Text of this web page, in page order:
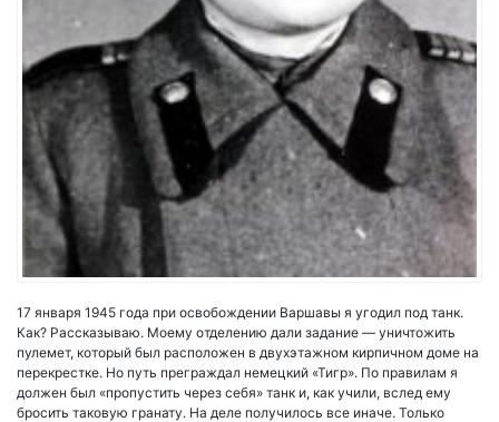
17 января 1945 года при освобождении Варшавы я угодил под танк.
Как? Рассказываю. Моему отделению дали задание — уничтожить
пулемет, который был расположен в двухэтажном кирпичном доме на
перекрестке. Но путь преграждал немецкий «Тигр». По правилам я
должен был «пропустить через себя» танк и, как учили, вслед ему
бросить таковую гранату. На деле получилось все иначе. Только